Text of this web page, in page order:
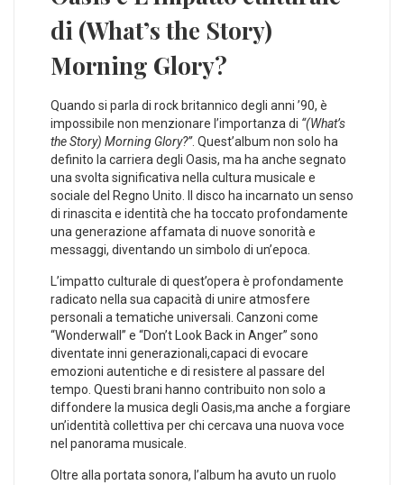
di⁤ (What’s the Story)
Morning Glory?
Quando si parla di⁢ rock ⁤britannico degli anni⁣ ’90, è
impossibile non menzionare l’importanza di “(What’s
the ‌Story) Morning ​Glory?”. Quest’album non ‍solo ha
definito la carriera degli Oasis, ma ‍ha anche segnato⁢
una​ svolta significativa⁤ nella cultura musicale e
sociale del Regno ​Unito. Il disco ha incarnato un⁤ senso
di rinascita ‍e identità che⁢ ha toccato profondamente
una⁤ generazione affamata di ​nuove sonorità e
messaggi, diventando un simbolo di un’epoca.
L’impatto culturale di ​quest’opera è profondamente
radicato nella sua capacità di unire atmosfere
personali a tematiche universali. Canzoni come
“Wonderwall” e “Don’t Look Back in Anger” sono
diventate inni generazionali,capaci di evocare
emozioni autentiche e di resistere al passare ​del
tempo. Questi⁢ brani hanno contribuito non‍ solo a
diffondere la musica degli⁤ Oasis,ma anche a forgiare
un’identità collettiva per⁤ chi cercava una nuova voce
nel panorama musicale.
Oltre alla portata sonora, l’album ‍ha⁢ avuto un ruolo